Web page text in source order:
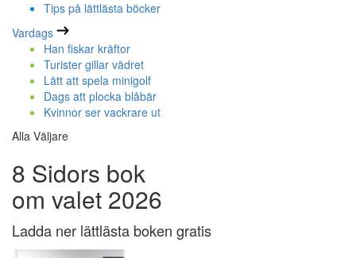
Tips på lättlästa böcker
Vardags
Han fiskar kräftor
Turister gillar vädret
Lätt att spela minigolf
Dags att plocka blåbär
Kvinnor ser vackrare ut
Alla Väljare
8 Sidors bok
om valet 2026
Ladda ner lättlästa boken gratis